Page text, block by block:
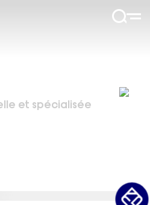
et spécialisée